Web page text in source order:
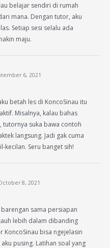
belajar sendiri di rumah
mana. Dengan tutor, aku
Setiap sesi selalu ada
maju.
6, 2021
betah les di KoncoSinau itu
Misalnya, kalau bahas
tutornya suka bawa contoh
langsung. Jadi gak cuma
kecilan. Seru banget sih!
8, 2021
sama persiapan
lebih dalam dibanding
KoncoSinau bisa ngejelasin
pusing. Latihan soal yang